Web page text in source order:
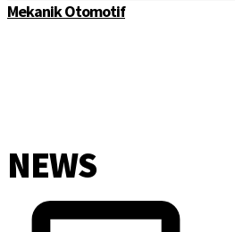
Mekanik Otomotif
NEWS